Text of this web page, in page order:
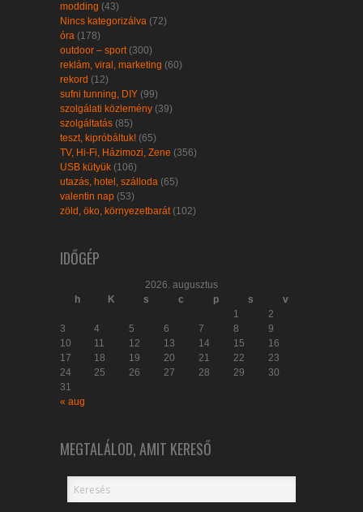
modding (43)
Nincs kategorizálva (72)
óra (178)
outdoor – sport(300)
reklám, viral, marketing (60)
rekord (12)
sufni tunning, DIY (99)
szolgálati közlemény (39)
szolgáltatás (85)
teszt, kipróbáltuk! (65)
TV, Hi-Fi, Házimozi, Zene (356)
USB kütyük (106)
utazás, hotel, szálloda (65)
valentin nap (53)
zöld, öko, környezetbarát(102)
IDŐGÉP
2026. augusztus
h
K s c p s
v
1
2
3
4 5 6 7 8
9
10
11 12 13 14 15
16
17
18 19 20 21 22
23
24
25 26 27 28 29
30
31
« aug
MEGTALÁLOD, AMIT KERESŐ